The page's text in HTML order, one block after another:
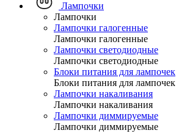
Лампочки
Лампочки
Лампочки галогенные
Лампочки галогенные
Лампочки светодиодные
Лампочки светодиодные
Блоки питания для лампочек
Блоки питания для лампочек
Лампочки накаливания
Лампочки накаливания
Лампочки диммируемые
Лампочки диммируемые